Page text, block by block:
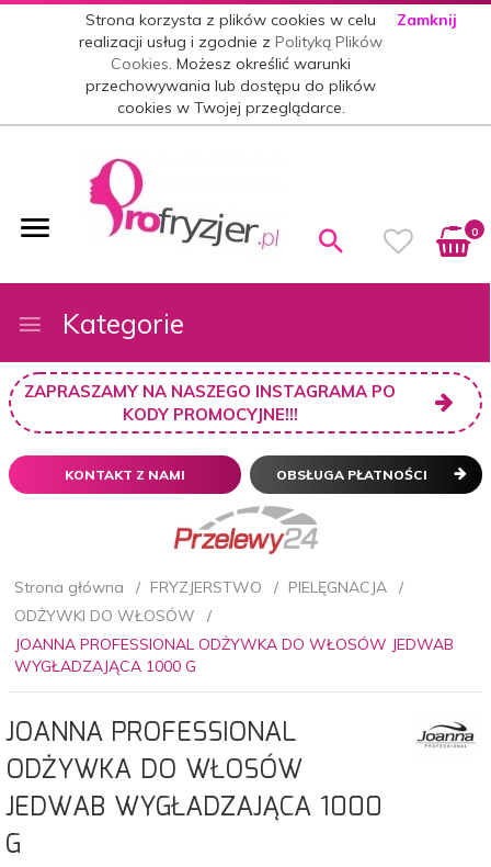
Strona korzysta z plików cookies w celu
realizacji usług i zgodnie zPolityką Plików
Cookies. Możesz określić warunki
przechowywania lub dostępu do plików
cookies w Twojej przeglądarce.
Zamknij
0
Kategorie
ZAPRASZAMY NA NASZEGO INSTAGRAMA PO
KODY PROMOCYJNE!!!
KONTAKT Z NAMI OBSŁUGA PŁATNOŚCI
Strona główna FRYZJERSTWO
PIELĘGNACJA
ODŻYWKI DO WŁOSÓW
JOANNA PROFESSIONAL ODŻYWKA DO WŁOSÓW JEDWAB
WYGŁADZAJĄCA 1000 G
JOANNA PROFESSIONAL
ODŻYWKA DO WŁOSÓW
JEDWAB WYGŁADZAJĄCA 1000
G